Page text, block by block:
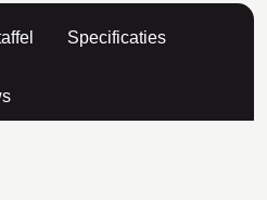
Specificaties